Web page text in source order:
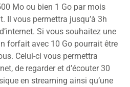
Mo ou bien 1 Go par mois
Il vous permettra jusqu’à 3h
Si vous souhaitez une
forfait avec 10 Go pourrait être
Celui-ci vous permettra
de regarder et d’écouter 30
en streaming ainsi qu’une